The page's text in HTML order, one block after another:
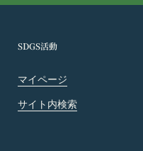
SDGS活動
マイページ
サイト内検索
ことにより利用者が
本サービス設備等の
「システム」といい
守点検が必要になっ
火災、停電、天災そ